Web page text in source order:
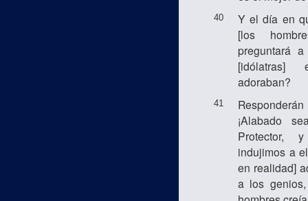
40
Y el día en
[los
preguntará
adoraban?
41
¡Alabado
Protector,
indujimos a
en realidad]
a los